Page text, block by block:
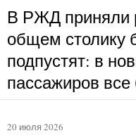
В РЖД приняли
общем столику
подпустят: в
пассажиров все
другому
20 июля 2026